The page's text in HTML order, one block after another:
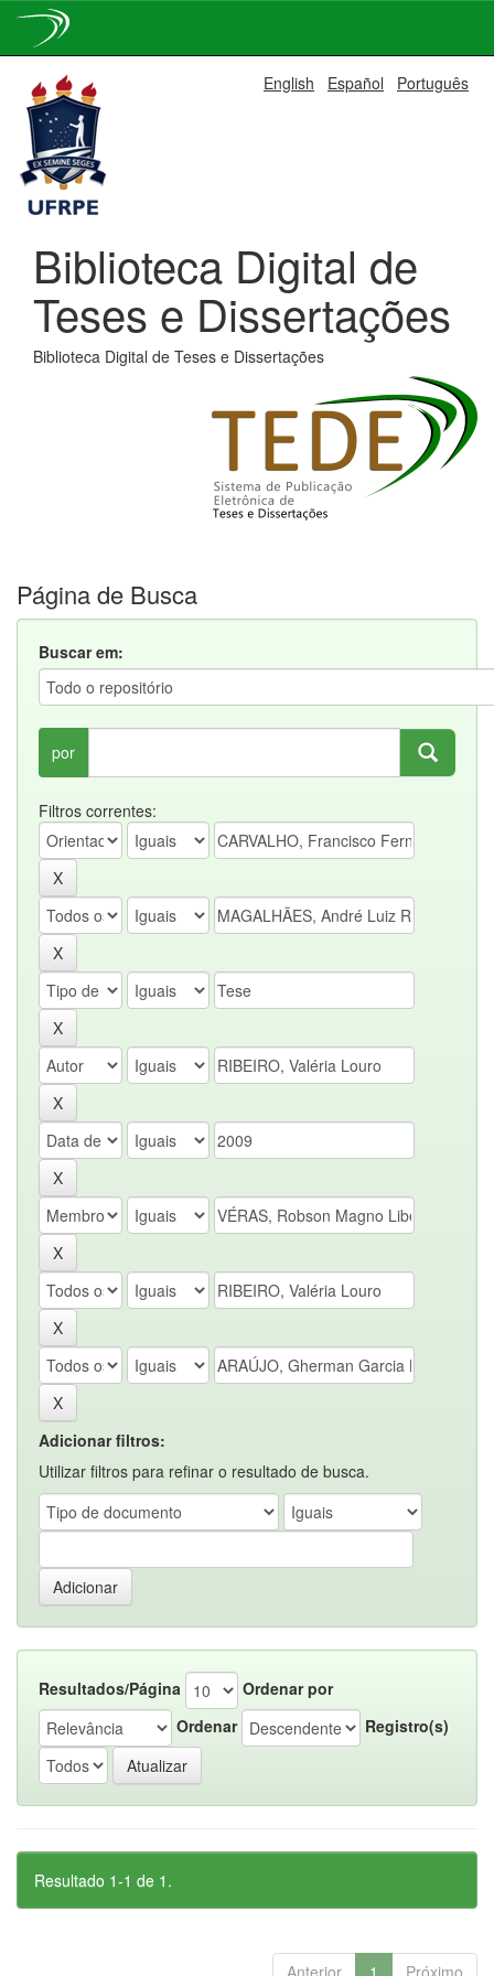
navigation
English Español Português
Biblioteca Digital de
Teses e Dissertações
Biblioteca Digital de Teses e Dissertações
Página de Busca
Buscar em:
por
Filtros correntes:
Adicionar filtros:
Utilizar filtros para refinar o resultado de busca.
Resultados/Página
Ordenar por
Ordenar
Registro(s)
Resultado 1-1 de 1.
Anterior 1 Próximo